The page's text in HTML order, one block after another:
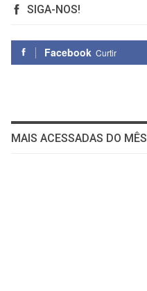
SIGA-NOS!
Facebook Curtir
MAIS ACESSADAS DO MÊS